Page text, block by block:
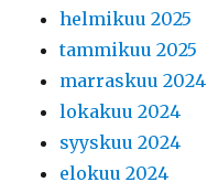
helmikuu 2025
tammikuu 2025
marraskuu 2024
lokakuu 2024
syyskuu 2024
elokuu 2024